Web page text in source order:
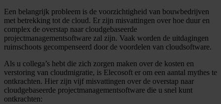
Een belangrijk probleem is de voorzichtigheid van bouwbedrijven
met betrekking tot de cloud. Er zijn misvattingen over hoe duur en
complex de overstap naar cloudgebaseerde
projectmanagementsoftware zal zijn. Vaak worden de uitdagingen
ruimschoots gecompenseerd door de voordelen van cloudsoftware.
Als u collega’s hebt die zich zorgen maken over de kosten en
verstoring van cloudmigratie, is Elecosoft er om een ​​aantal mythes te
ontkrachten. Hier zijn vijf misvattingen over de overstap naar
cloudgebaseerde projectmanagementsoftware die u snel kunt
ontkrachten: